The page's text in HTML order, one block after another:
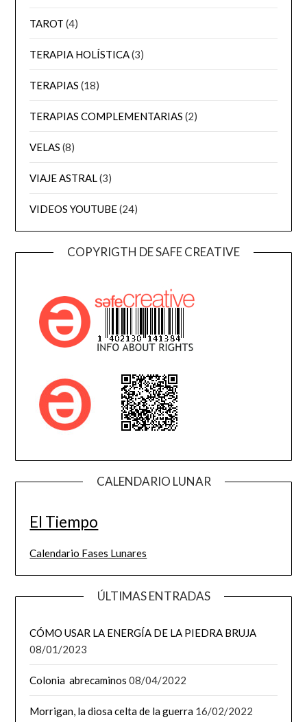
TAROT (4)
TERAPIA HOLÍSTICA(3)
TERAPIAS (18)
TERAPIAS COMPLEMENTARIAS (2)
VELAS (8)
VIAJE ASTRAL(3)
VIDEOS YOUTUBE(24)
COPYRIGTH DE SAFE CREATIVE
CALENDARIO LUNAR
El Tiempo
Calendario Fases Lunares
ÚLTIMAS ENTRADAS
CÓMO USAR LA ENERGÍA DE LA PIEDRA BRUJA
08/01/2023
Colonia abrecaminos 08/04/2022
Morrigan, la diosa celta de la guerra 16/02/2022